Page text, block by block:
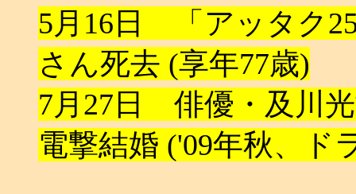
5月16日 「アッタク
さん死去 (享年77歳)
7月27日 俳優・及川
電撃結婚 ('09年秋、ド